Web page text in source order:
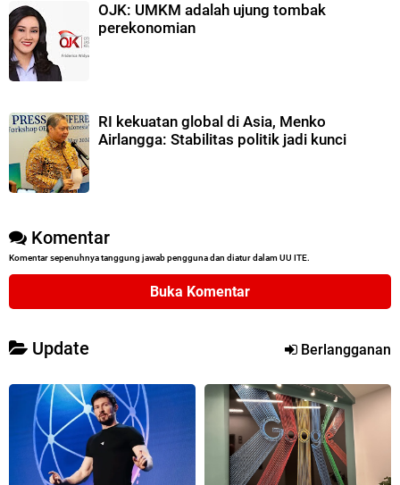
OJK: UMKM adalah ujung tombak
perekonomian
RI kekuatan global di Asia, Menko
Airlangga: Stabilitas politik jadi kunci
Komentar
Komentar sepenuhnya tanggung jawab pengguna dan diatur dalam UU ITE.
Buka Komentar
Update Berlangganan